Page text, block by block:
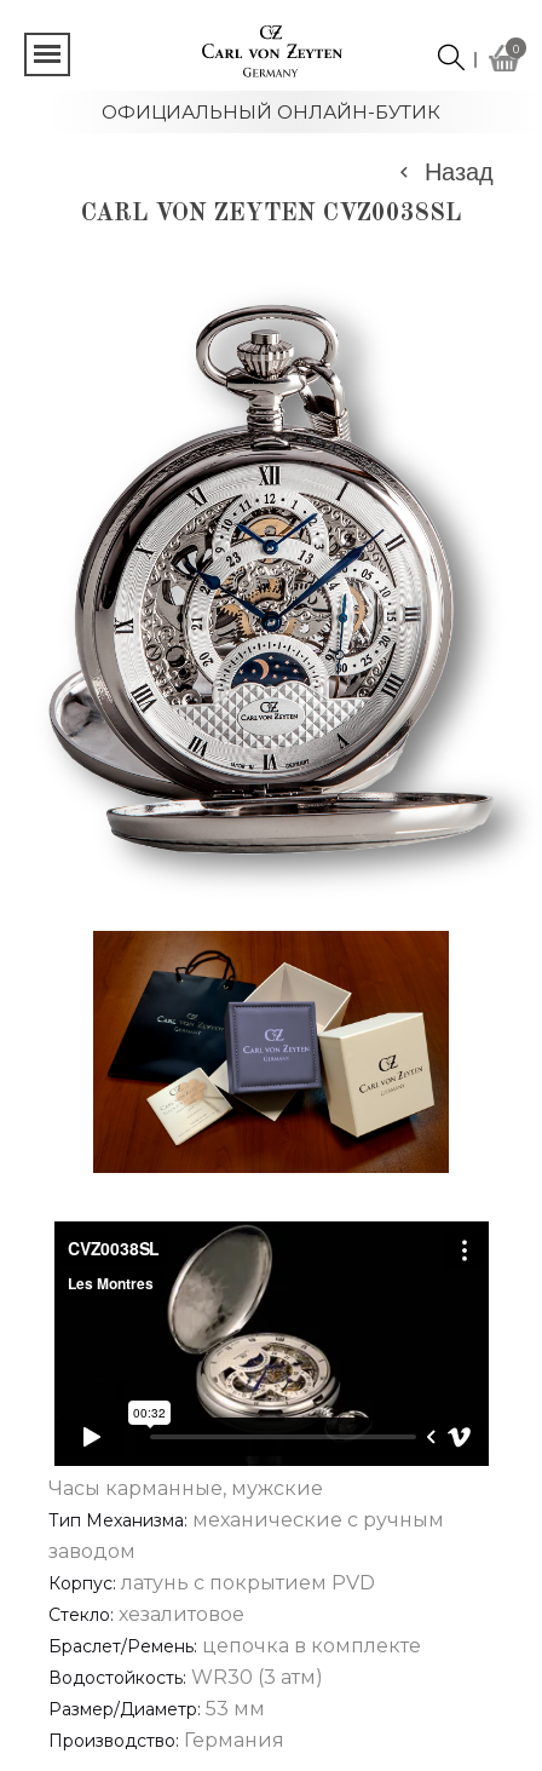
0
ОФИЦИАЛЬНЫЙ ОНЛАЙН-БУТИК
Назад
CARL VON ZEYTEN CVZ0038SL
Часы карманные, мужские
Тип Механизма: механические с ручным
заводом
Корпус: латунь с покрытием PVD
Стекло: хезалитовое
Браслет/Ремень: цепочка в комплекте
Водостойкость: WR30 (3 атм)
Размер/диаметр: 53 мм
Производство: Германия